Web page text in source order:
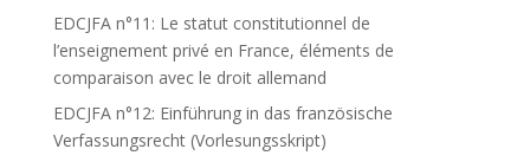
EDCJFA n°11: Le statut constitutionnel de
l’enseignement privé en France, éléments de
comparaison avec le droit allemand
EDCJFA n°12: Einführung in das französische
Verfassungsrecht (Vorlesungsskript)